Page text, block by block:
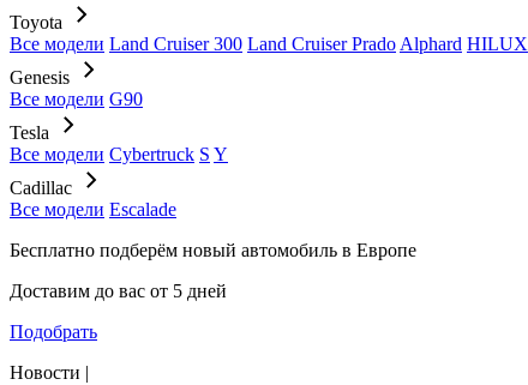
Toyota
Все модели Land Cruiser 300 Land Cruiser Prado Alphard HILUX
Genesis
Все модели G90
Tesla
Все модели Cybertruck S Y
Cadillac
Все модели Escalade
Бесплатно подберём новый автомобиль в Европе
Доставим до вас от 5 дней
Подобрать
Новости |